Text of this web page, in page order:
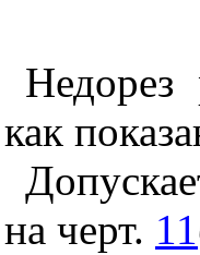
как
на черт. 11